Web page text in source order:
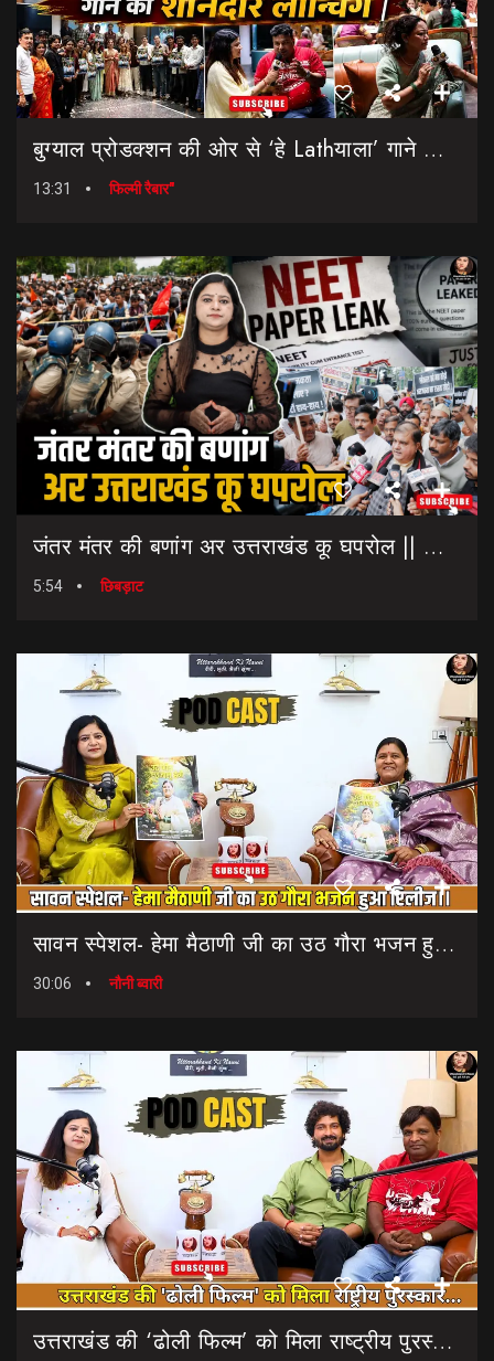
बुग्याल प्रोडक्शन की ओर से ‘हे Lathयाला’ गाने की शानदार लॉन्चिंग || Hey Lathyala || Garhwali Song
13:31 फिल्मी रैबार"
जंतर मंतर की बणांग अर उत्तराखंड कू घपरोल || NEET Paper Leak || Dharmendra Pradhan Resigns
5:54 छिबड़ाट
सावन स्पेशल- हेमा मैठाणी जी का उठ गौरा भजन हुआ रिलीज।। Sawan Special Bhajan || Uth Gaura Bhajan
30:06 नौनी ब्वारी
उत्तराखंड की ‘ढोली फिल्म’ को मिला राष्ट्रीय पुरस्कार… || Dholi Film || National Film Awards